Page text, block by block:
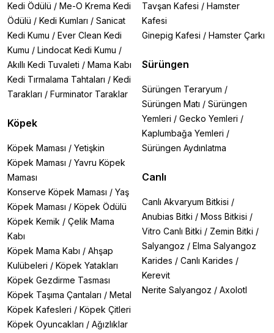
Kedi Ödülü / Me-O Krema Kedi
Ödülü / Kedi Kumları / Sanicat
Kedi Kumu / Ever Clean Kedi
Kumu / Lindocat Kedi Kumu /
Akıllı Kedi Tuvaleti / Mama Kabı
Kedi Tırmalama Tahtaları / Kedi
Tarakları / Furminator Taraklar
Köpek
Köpek Maması / Yetişkin
Köpek Maması / Yavru Köpek
Maması
Konserve Köpek Maması / Yaş
Köpek Maması / Köpek Ödülü
Köpek Kemik / Çelik Mama
Kabı
Köpek Mama Kabı / Ahşap
Kulübeleri / Köpek Yatakları
Köpek Gezdirme Tasması
Köpek Taşıma Çantaları / Metal
Köpek Kafesleri / Köpek Çitleri
Köpek Oyuncakları / Ağızlıklar
Tavşan Kafesi / Hamster
Kafesi
Ginepig Kafesi / Hamster Çarkı
Sürüngen
Sürüngen Teraryum /
Sürüngen Matı / Sürüngen
Yemleri / Gecko Yemleri /
Kaplumbağa Yemleri /
Sürüngen Aydınlatma
Canlı
Canlı Akvaryum Bitkisi /
Anubias Bitki / Moss Bitkisi /
Vitro Canlı Bitki / Zemin Bitki /
Salyangoz / Elma Salyangoz
Karides / Canlı Karides /
Kerevit
Nerite Salyangoz / Axolotl